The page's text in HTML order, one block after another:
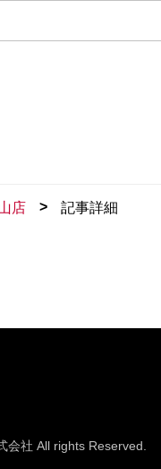
店 > 記事詳細
会社 All rights Reserved.